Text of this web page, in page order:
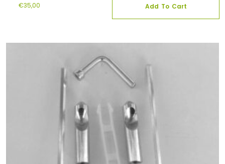
€35,00 Add To Cart